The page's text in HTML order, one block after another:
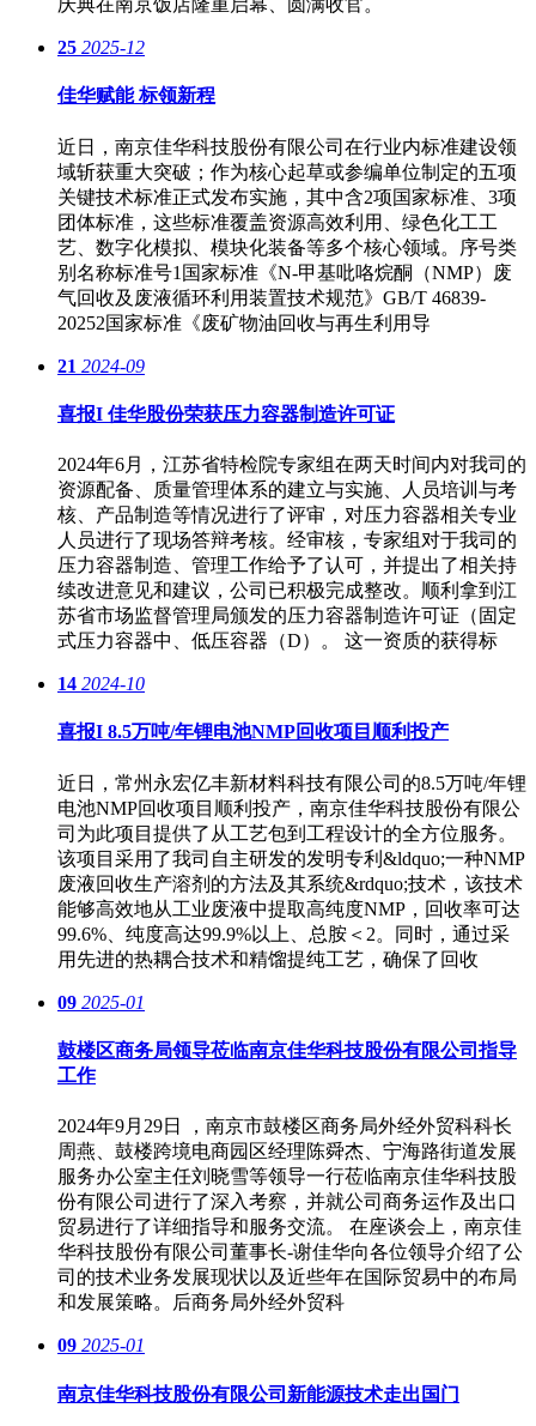
庆典在南京饭店隆重启幕、圆满收官。
25 2025-12
佳华赋能 标领新程
近日，南京佳华科技股份有限公司在行业内标准建设领
域斩获重大突破；作为核心起草或参编单位制定的五项
关键技术标准正式发布实施，其中含2项国家标准、3项
团体标准，这些标准覆盖资源高效利用、绿色化工工
艺、数字化模拟、模块化装备等多个核心领域。序号类
别名称标准号1国家标准《N-甲基吡咯烷酮（NMP）废
气回收及废液循环利用装置技术规范》GB/T 46839-
20252国家标准《废矿物油回收与再生利用导
21 2024-09
喜报I 佳华股份荣获压力容器制造许可证
2024年6月，江苏省特检院专家组在两天时间内对我司的
资源配备、质量管理体系的建立与实施、人员培训与考
核、产品制造等情况进行了评审，对压力容器相关专业
人员进行了现场答辩考核。经审核，专家组对于我司的
压力容器制造、管理工作给予了认可，并提出了相关持
续改进意见和建议，公司已积极完成整改。顺利拿到江
苏省市场监督管理局颁发的压力容器制造许可证（固定
式压力容器中、低压容器（D）。 这一资质的获得标
14 2024-10
喜报I 8.5万吨/年锂电池NMP回收项目顺利投产
近日，常州永宏亿丰新材料科技有限公司的8.5万吨/年锂
电池NMP回收项目顺利投产，南京佳华科技股份有限公
司为此项目提供了从工艺包到工程设计的全方位服务。
该项目采用了我司自主研发的发明专利&ldquo;一种NMP
废液回收生产溶剂的方法及其系统&rdquo;技术，该技术
能够高效地从工业废液中提取高纯度NMP，回收率可达
99.6%、纯度高达99.9%以上、总胺＜2。同时，通过采
用先进的热耦合技术和精馏提纯工艺，确保了回收
09 2025-01
鼓楼区商务局领导莅临南京佳华科技股份有限公司指导
工作
2024年9月29日 ，南京市鼓楼区商务局外经外贸科科长
周燕、鼓楼跨境电商园区经理陈舜杰、宁海路街道发展
服务办公室主任刘晓雪等领导一行莅临南京佳华科技股
份有限公司进行了深入考察，并就公司商务运作及出口
贸易进行了详细指导和服务交流。 在座谈会上，南京佳
华科技股份有限公司董事长-谢佳华向各位领导介绍了公
司的技术业务发展现状以及近些年在国际贸易中的布局
和发展策略。后商务局外经外贸科
09 2025-01
南京佳华科技股份有限公司新能源技术走出国门